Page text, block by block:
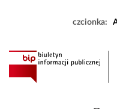
czcionka: